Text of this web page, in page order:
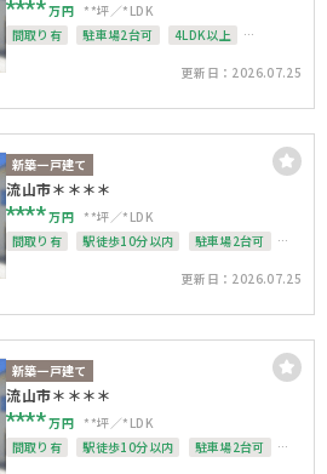
****万円 **坪
*LDK
間取り有
駐車場2台可
4LDK以上
更新日：2026.07.25
新築一戸建て
流山市＊＊＊＊
****万円 **坪
*LDK
間取り有
駅徒歩10分以内
駐車場2台可
更新日：2026.07.25
新築一戸建て
流山市＊＊＊＊
****万円 **坪
*LDK
間取り有
駅徒歩10分以内
駐車場2台可